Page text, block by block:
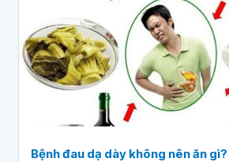
Bệnh đau dạ dày không nên ăn gì?